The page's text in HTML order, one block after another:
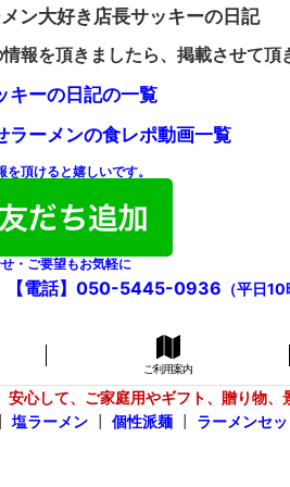
ン大好き店長サッキーの日記
報を頂きましたら、掲載させて頂
キーの日記の一覧
ラーメンの食レポ動画一覧
を頂けると嬉しいです。
・ご要望もお気軽に
【電話】050-5445-0936 （平日10
ご利用案内
心して、ご家庭用やギフト、贈り物、
塩ラーメン 個性派麺 ラーメンセッ